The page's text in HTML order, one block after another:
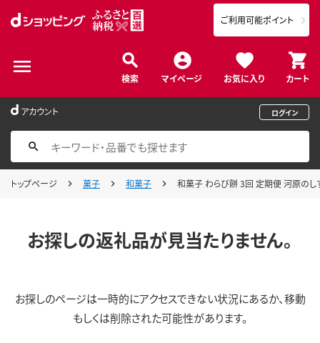
検索 マイページ お気に入り カート
ご利用可能ポイント
アカウント ログイン
トップページ 菓子 和菓子 和菓子 わらび餅 3回 定期便 河原の
お探しの返礼品が見当たりません。
お探しのページは一時的にアクセスできない状況にあるか、移動
もしくは削除された可能性があります。